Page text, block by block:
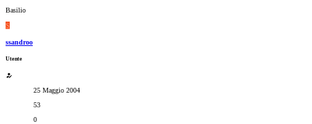
Basilio
S
ssandroo
Utente
25 Maggio 2004
53
0